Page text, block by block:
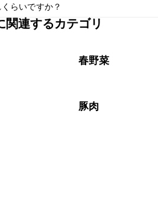
らいですか？
蔵で翌日中が目安です。なるべくお早
です。
関連するカテゴリ
春野菜
豚肉